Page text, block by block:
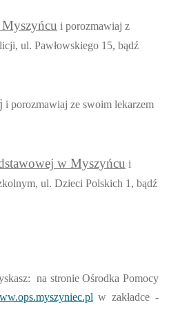
i porozmawiaj z
ul. Pawłowskiego 15, bądź
i porozmawiaj ze swoim lekarzem
w Myszyńcu i
ul. Dzieci Polskich 1, bądź
na stronie Ośrodka Pomocy
w zakładce -